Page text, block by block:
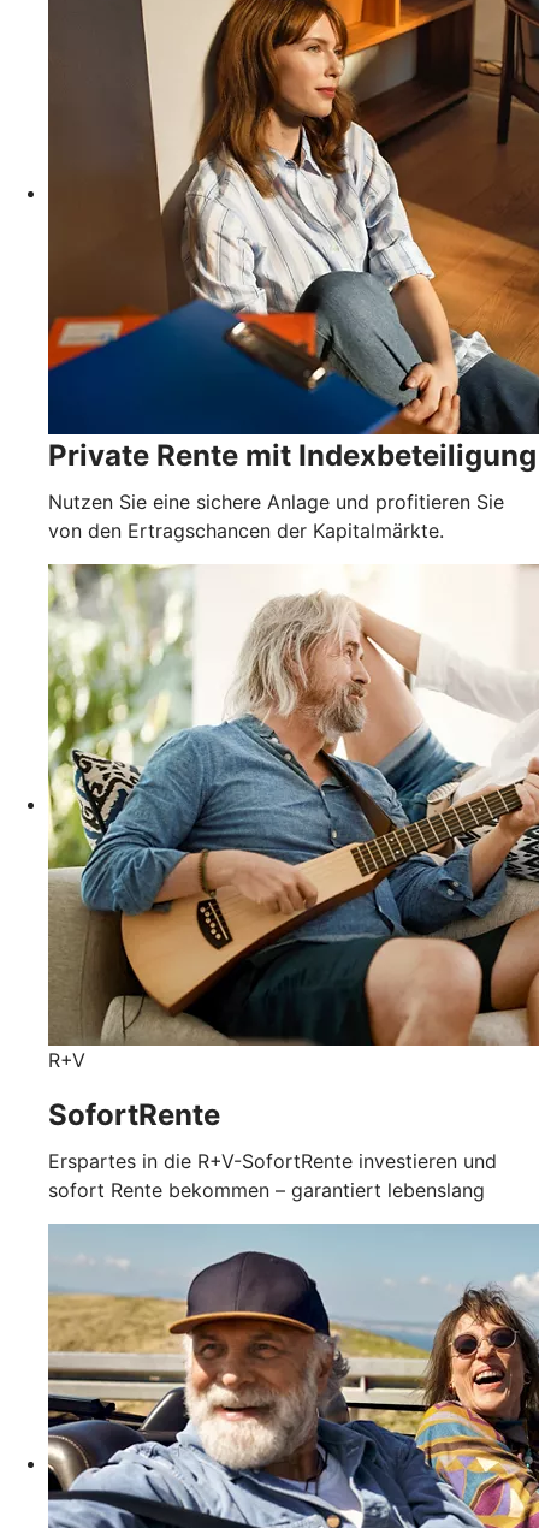
Private Rente mit Indexbeteiligung
Nutzen Sie eine sichere Anlage und profitieren Sie
von den Ertragschancen der Kapitalmärkte.
R+V
SofortRente
Erspartes in die R+V-SofortRente investieren und
sofort Rente bekommen – garantiert lebenslang